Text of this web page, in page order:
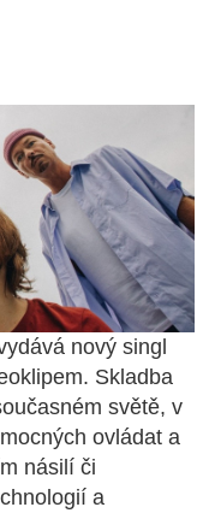
nový singl
Skladba
světě, v
ovládat a
násilí či
a